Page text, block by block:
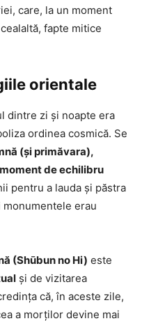
care, la un moment
fapte mitice
orientale
dintre zi și noapte era
ordinea cosmică. Se
(şi primăvara),
de echilibru
pentru a lauda şi păstra
erau
(Shūbun no Hi) este
și de vizitarea
că, în aceste zile,
a morților devine mai